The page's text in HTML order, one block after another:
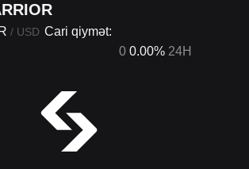
/ USD Cari qiymət:
0 0.00% 24H